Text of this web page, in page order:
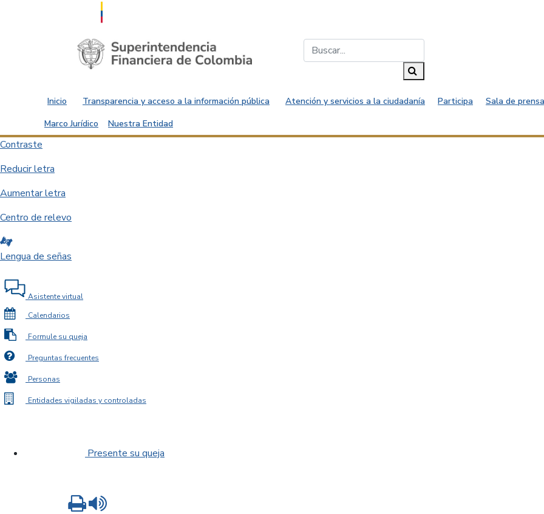
Saltar al contenido principal
Inicio Transparencia y acceso a la información pública Atención y servicios a la ciudadanía Participa
Sala de
Marco Jurídico
Nuestra Entidad
Contraste
Reducir letra
Aumentar letra
Centro de relevo
Lengua de señas
Asistente virtual
Calendarios
Formule su queja
Preguntas frecuentes
Personas
Entidades vigiladas y controladas
Presente su queja
Imprimir